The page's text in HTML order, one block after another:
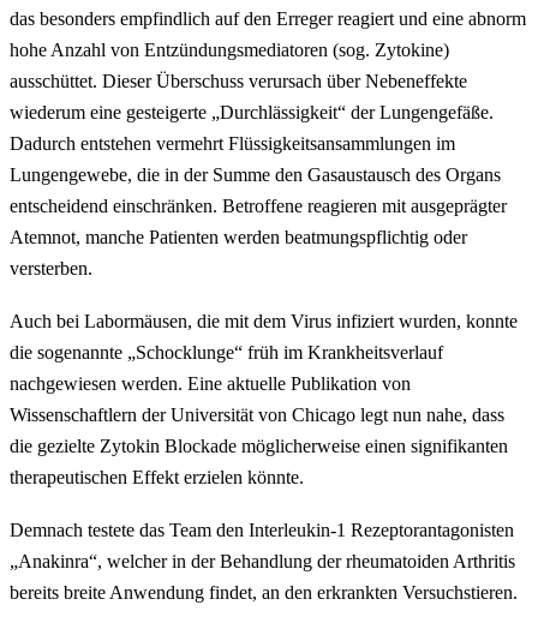
das besonders empfindlich auf den Erreger reagiert und eine abnorm
hohe Anzahl von Entzündungsmediatoren (sog. Zytokine)
ausschüttet. Dieser Überschuss verursach über Nebeneffekte
wiederum eine gesteigerte „Durchlässigkeit“ der Lungengefäße.
Dadurch entstehen vermehrt Flüssigkeitsansammlungen im
Lungengewebe, die in der Summe den Gasaustausch des Organs
entscheidend einschränken. Betroffene reagieren mit ausgeprägter
Atemnot, manche Patienten werden beatmungspflichtig oder
versterben.
Auch bei Labormäusen, die mit dem Virus infiziert wurden, konnte
die sogenannte „Schocklunge“ früh im Krankheitsverlauf
nachgewiesen werden. Eine aktuelle Publikation von
Wissenschaftlern der Universität von Chicago legt nun nahe, dass
die gezielte Zytokin Blockade möglicherweise einen signifikanten
therapeutischen Effekt erzielen könnte.
Demnach testete das Team den Interleukin-1 Rezeptorantagonisten
„Anakinra“, welcher in der Behandlung der rheumatoiden Arthritis
bereits breite Anwendung findet, an den erkrankten Versuchstieren.